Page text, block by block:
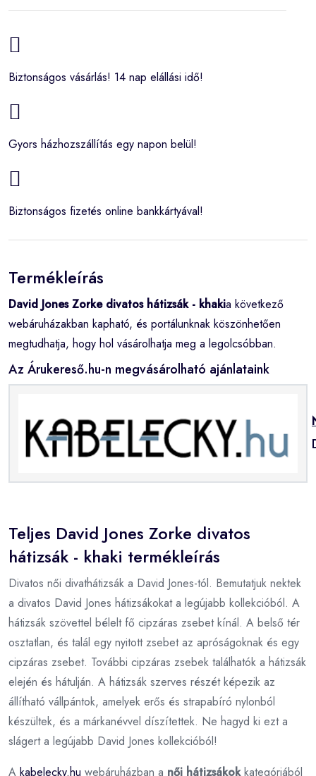
Biztonságos vásárlás! 14 nap elállási idő!
Gyors házhozszállítás egy napon belül!
Biztonságos fizetés online bankkártyával!
Termékleírás
David Jones Zorke divatos hátizsák - khakia következő
webáruházakban kapható, és portálunknak köszönhetően
megtudhatja, hogy hol vásárolhatja meg a legolcsóbban.
Az Árukereső.hu-n megvásárolható ajánlataink
Teljes David Jones Zorke divatos
hátizsák - khaki termékleírás
Divatos női divathátizsák a David Jones-tól. Bemutatjuk nektek
a divatos David Jones hátizsákokat a legújabb kollekcióból. A
hátizsák szövettel bélelt fő cipzáras zsebet kínál. A belső tér
osztatlan, és talál egy nyitott zsebet az apróságoknak és egy
cipzáras zsebet. További cipzáras zsebek találhatók a hátizsák
elején és hátulján. A hátizsák szerves részét képezik az
állítható vállpántok, amelyek erős és strapabíró nylonból
készültek, és a márkanévvel díszítettek. Ne hagyd ki ezt a
slágert a legújabb David Jones kollekcióból!
A kabelecky.hu webáruházban a női hátizsákokkategóriából